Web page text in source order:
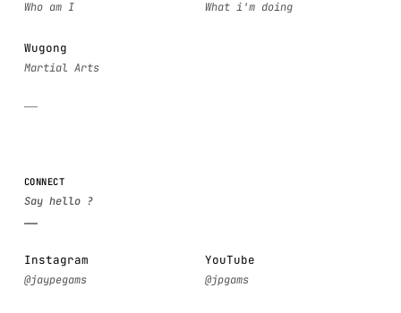
Wugong
CONNECT
Instagram YouTube